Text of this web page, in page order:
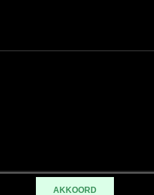
AKKOORD